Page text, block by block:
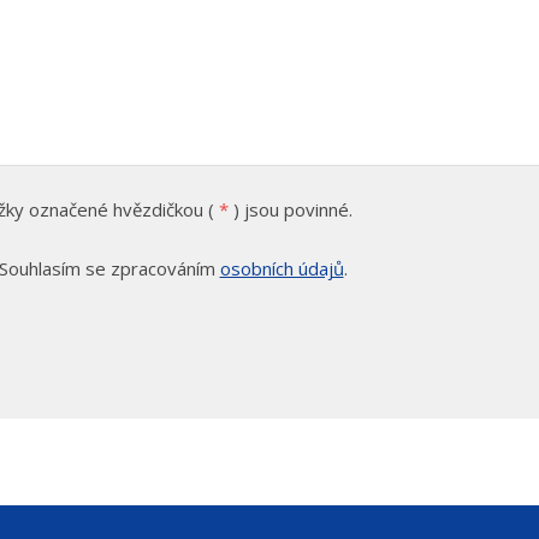
označené hvězdičkou ( * ) jsou povinné.
Souhlasím se zpracováním osobních údajů.